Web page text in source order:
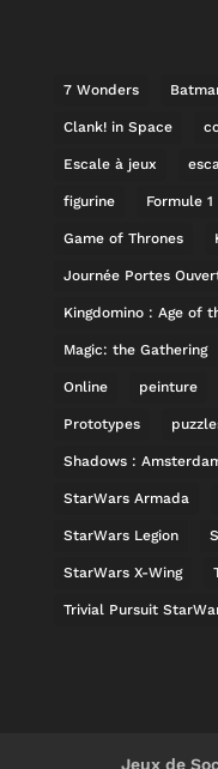
7 Wonders
Clank! in Space
Escale à jeux
figurine Formule 1
Game of Thrones
Journée Portes
Kingdomino : Age of
Magic: the Gathering
Online peinture
Prototypes
Shadows :
StarWars Armada
StarWars Legion
StarWars X-Wing
Trivial Pursuit
Jeux de